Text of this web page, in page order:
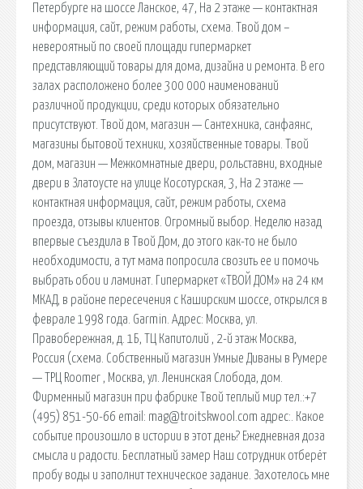
Петербурге на шоссе Ланское, 47, На 2 этаже — контактная
информация, сайт, режим работы, схема. Твой дом –
невероятный по своей площади гипермаркет
представляющий товары для дома, дизайна и ремонта. В его
залах расположено более 300 000 наименований
различной продукции, среди которых обязательно
присутствуют. Твой дом, магазин — Сантехника, санфаянс,
магазины бытовой техники, хозяйственные товары. Твой
дом, магазин — Межкомнатные двери, рольставни, входные
двери в Златоусте на улице Косотурская, 3, На 2 этаже —
контактная информация, сайт, режим работы, схема
проезда, отзывы клиентов. Огромный выбор. Неделю назад
впервые съездила в Твой Дом, до этого как-то не было
необходимости, а тут мама попросила свозить ее и помочь
выбрать обои и ламинат. Гипермаркет «ТВОЙ ДОМ» на 24 км
МКАД, в районе пересечения с Каширским шоссе, открылся в
феврале 1998 года. Garmin. Адрес: Москва, ул.
Правобережная, д. 1Б, ТЦ Капитолий , 2-й этаж Москва,
Россия (схема. Собственный магазин Умные Диваны в Румере
— ТРЦ Roomer , Москва, ул. Ленинская Слобода, дом.
Фирменный магазин при фабрике Твой теплый мир тел.:+7
(495) 851-50-66 email: mag@troitskwool.com адрес:. Какое
событие произошло в истории в этот день? Ежедневная доза
смысла и радости. Бесплатный замер Наш сотрудник отберёт
пробу воды и заполнит техническое задание. Захотелось мне